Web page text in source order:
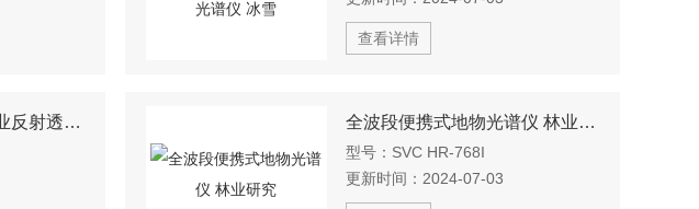
查看详情
手持式地物光谱仪 工业反射透射光谱 全波段便携式地物光谱仪 林业研究
型号： SVC HR-768I
更新时间： 2024-07-03